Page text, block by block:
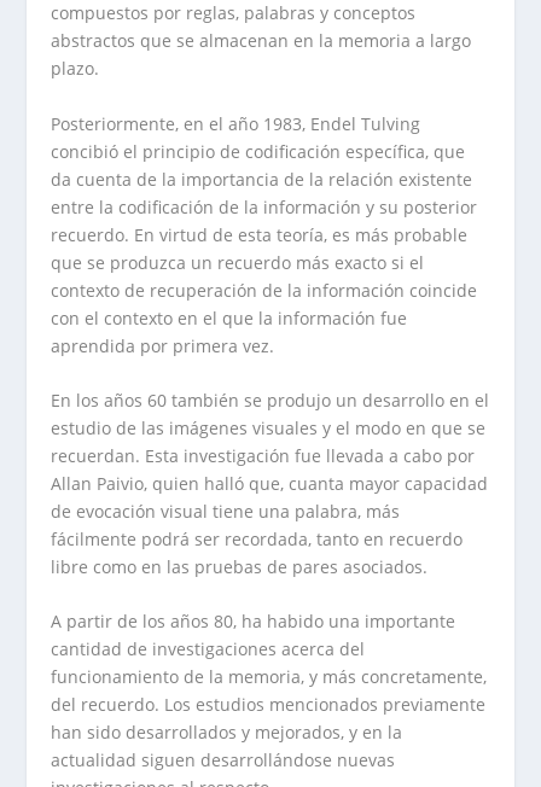
compuestos por reglas, palabras y conceptos
abstractos que se almacenan en la memoria a largo
plazo.
Posteriormente, en el año 1983, Endel Tulving
concibió el principio de codificación específica, que
da cuenta de la importancia de la relación existente
entre la codificación de la información y su posterior
recuerdo. En virtud de esta teoría, es más probable
que se produzca un recuerdo más exacto si el
contexto de recuperación de la información coincide
con el contexto en el que la información fue
aprendida por primera vez.
En los años 60 también se produjo un desarrollo en el
estudio de las imágenes visuales y el modo en que se
recuerdan. Esta investigación fue llevada a cabo por
Allan Paivio, quien halló que, cuanta mayor capacidad
de evocación visual tiene una palabra, más
fácilmente podrá ser recordada, tanto en recuerdo
libre como en las pruebas de pares asociados.
A partir de los años 80, ha habido una importante
cantidad de investigaciones acerca del
funcionamiento de la memoria, y más concretamente,
del recuerdo. Los estudios mencionados previamente
han sido desarrollados y mejorados, y en la
actualidad siguen desarrollándose nuevas